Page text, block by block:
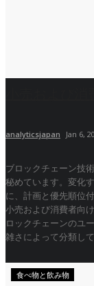
analyticsjapan Jan 6,
ブロックチェーン技
秘めています。変化
に、計画と優先順位
小売および消費者向
ロックチェーンのユ
雑さによって分類して
食べ物と飲み物